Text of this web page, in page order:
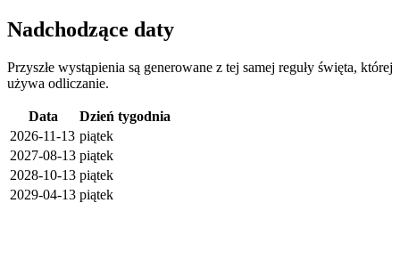
Nadchodzące daty
Przyszłe wystąpienia są generowane z tej samej reguły święta, której
używa odliczanie.
Data
Dzień tygodnia
2026-11-13 piątek
2027-08-13 piątek
2028-10-13 piątek
2029-04-13 piątek